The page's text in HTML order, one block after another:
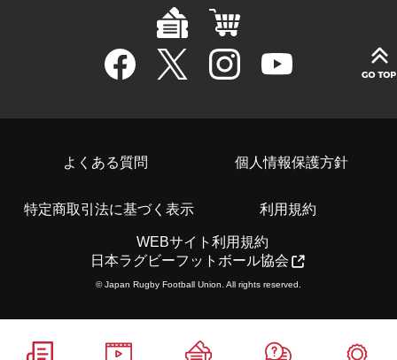
よくある質問 個人情報保護方針
特定商取引法に基づく表示 利用規約
WEBサイト利用規約
日本ラグビーフットボール協会
© Japan Rugby Football Union. All rights reserved.